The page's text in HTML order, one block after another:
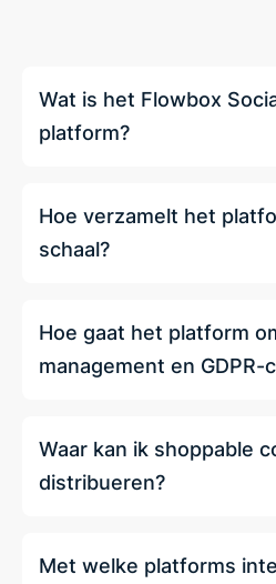
Wat is het Flowbox
platform?
Hoe verzamelt het
schaal?
Hoe gaat het platform
management en GDPR-
Waar kan ik shoppable
distribueren?
Met welke platforms